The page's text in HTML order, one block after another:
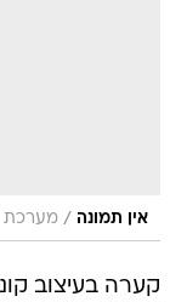
אין תמונה / מערכת
קערה בעיצוב